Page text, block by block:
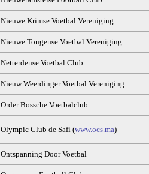
Nieuwe Krimse Voetbal Vereniging
Nieuwe Tongense Voetbal Vereniging
Netterdense Voetbal Club
Nieuw Weerdinger Voetbal Vereniging
Order Bossche Voetbalclub
Olympic Club de Safi (www.ocs.ma)
Ontspanning Door Voetbal